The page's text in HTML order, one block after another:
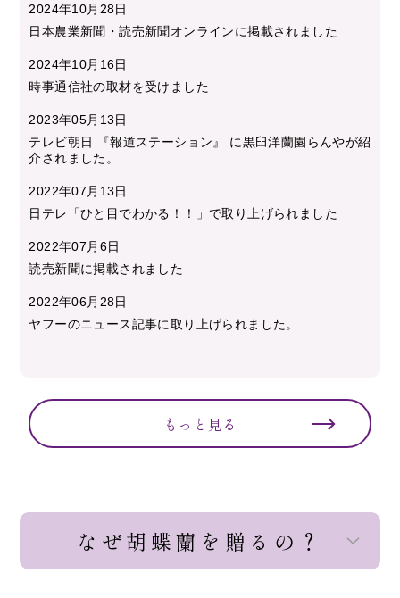
2024年10月28日
日本農業新聞・読売新聞オンラインに掲載されました
2024年10月16日
時事通信社の取材を受けました
2023年05月13日
テレビ朝日 『報道ステーション』 に黒臼洋蘭園らんやが紹
介されました。
2022年07月13日
日テレ「ひと目でわかる！！」で取り上げられました
2022年07月6日
読売新聞に掲載されました
2022年06月28日
ヤフーのニュース記事に取り上げられました。
もっと見る
なぜ胡蝶蘭を贈るの？